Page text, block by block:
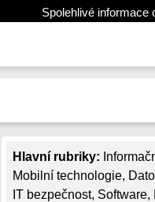
Spolehlivé informace
Hlavní rubriky:
Mobilní technologie,
IT bezpečnost, Software,